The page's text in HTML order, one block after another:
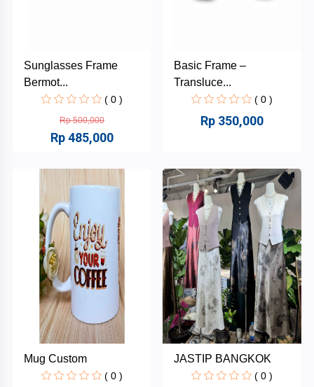
HAHAFEST
Dustbag
Melamoon.Store
Makanan
Minuman
+
+
Sunglasses Frame
Bermot...
( 0 )
Rp 500,000
Rp 485,000
Basic Frame –
Transluce...
( 0 )
Rp 350,000
Mug Custom
( 0 )
JASTIP BANGKOK
( 0 )